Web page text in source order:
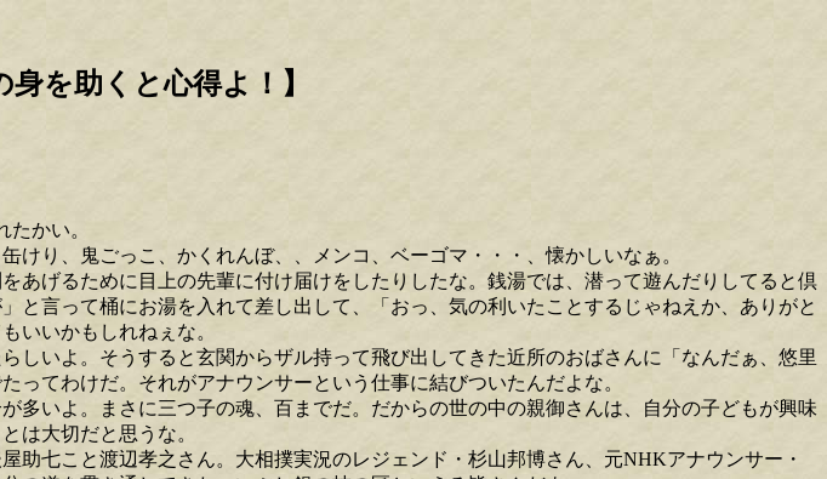
を助くと心得よ！】
かい。
り、鬼ごっこ、かくれんぼ、、メンコ、ベーゴマ・・・、懐かしいなぁ。
げるために目上の先輩に付け届けをしたりしたな。銭湯では、潜って遊んだりしてると倶
言って桶にお湯を入れて差し出して、「おっ、気の利いたことするじゃねえか、ありがと
いいかもしれねぇな。
いよ。そうすると玄関からザル持って飛び出してきた近所のおばさんに「なんだぁ、悠里
てわけだ。それがアナウンサーという仕事に結びついたんだよな。
いよ。まさに三つ子の魂、百までだ。だからの世の中の親御さんは、自分の子どもが興味
は大切だと思うな。
七こと渡辺孝之さん。大相撲実況のレジェンド・杉山邦博さん、元NHKアナウンサー・